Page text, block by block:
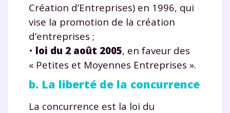
Création d’Entreprises) en 1996, qui
vise la promotion de la création
d’entreprises ;
• loi du 2 août 2005, en faveur des
« Petites et Moyennes Entreprises ».
b. La liberté de la concurrence
La concurrence est la loi du